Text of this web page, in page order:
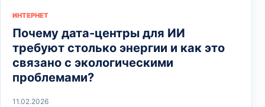
ИНТЕРНЕТ
Почему дата-центры для ИИ
требуют столько энергии и как это
связано с экологическими
проблемами?
11.02.2026